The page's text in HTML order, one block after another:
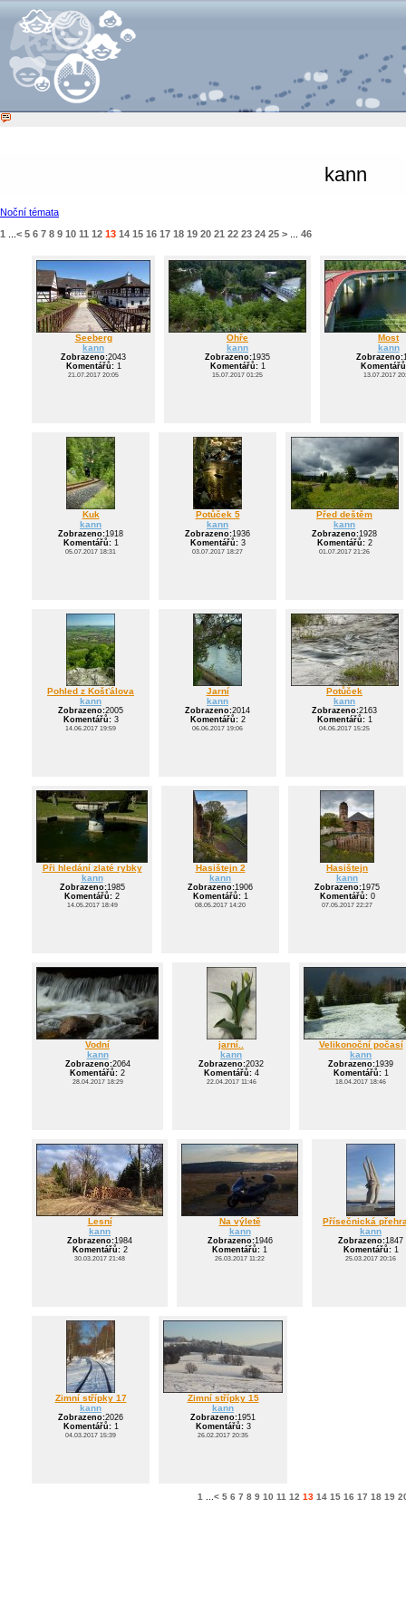
kann
Noční témata
1
< 5 6 7 8 9 10 11 12 13 14 15 16 17 18 19 20 21 22 23 24 25 > 46
Seeberg
kann
Zobrazeno:2043
Komentářů:1
21.07.2017 20:05
Ohře
kann
Zobrazeno:1935
Komentářů:1
15.07.2017 01:25
Most
kann
Zobrazeno:
13.07.2017
Kuk
kann
Zobrazeno:1918
Komentářů:1
05.07.2017 18:31
Potůček 5
kann
Zobrazeno:1936
Komentářů:3
03.07.2017 18:27
Před deštěm
kann
Zobrazeno:1928
Komentářů:2
01.07.2017 21:26
Pohled z Košťálova
kann
Zobrazeno:2005
Komentářů:3
14.06.2017 19:59
Jarní
kann
Zobrazeno:2014
Komentářů:2
06.06.2017 19:06
Potůček
kann
Zobrazeno:2163
Komentářů:1
04.06.2017 15:25
Při hledání zlaté rybky
kann
Zobrazeno:1985
Komentářů: 2
14.05.2017 18:49
Hasištejn 2
kann
Zobrazeno:1906
Komentářů:1
08.05.2017 14:20
Hasištejn
kann
Zobrazeno:1975
Komentářů:0
07.05.2017 22:27
Vodní
kann
Zobrazeno:2064
Komentářů: 2
28.04.2017 18:29
jarní..
kann
Zobrazeno:2032
Komentářů:4
22.04.2017 11:46
Velikonoční počasí
kann
Zobrazeno:1939
Komentářů:1
18.04.2017 18:46
Lesní
kann
Zobrazeno:1984
Komentářů:2
30.03.2017 21:48
Na výletě
kann
Zobrazeno:1946
Komentářů: 1
26.03.2017 11:22
Přísečnická
kann
Zobrazeno:1847
Komentářů:1
25.03.2017 20:16
Zimní střípky 17
kann
Zobrazeno:2026
Komentářů:1
04.03.2017 15:39
Zimní střípky 15
kann
Zobrazeno:1951
Komentářů:3
26.02.2017 20:35
1 < 5 6 7 8 9 10 11 12 13 14 15 16 17 18 19